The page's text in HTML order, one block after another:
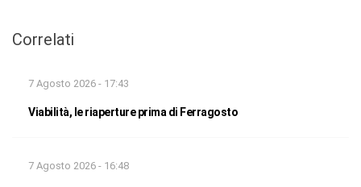
Correlati
7 Agosto 2026 - 17:43
Viabilità, le riaperture prima di Ferragosto
7 Agosto 2026 - 16:48